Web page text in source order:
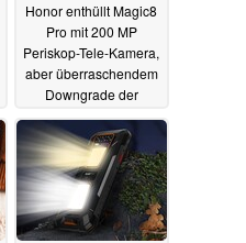
Honor enthüllt Magic8
Pro mit 200 MP
Periskop-Tele-Kamera,
aber überraschendem
Downgrade der
15.10.2025